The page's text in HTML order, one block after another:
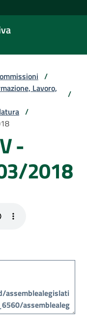
/
Lavoro,
/
/
-
2018